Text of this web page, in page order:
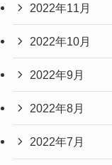
2022年11月
2022年10月
2022年9月
2022年8月
2022年7月